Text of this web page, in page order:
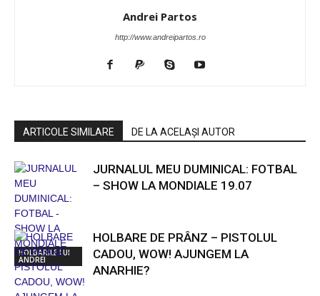
Andrei Partos
http://www.andreipartos.ro
ARTICOLE SIMILARE DE LA ACELAȘI AUTOR
HOLBARILE LUI
ANDREI
JURNALUL MEU DUMINICAL: FOTBAL
– SHOW LA MONDIALE 19.07
HOLBARE DE PRÂNZ – PISTOLUL
CADOU, WOW! AJUNGEM LA
ANARHIE?